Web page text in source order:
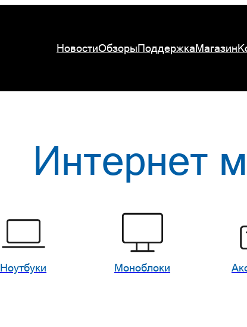
НовостиОбзорыПоддержкаМагазин
Интернет
Ноутбуки Моноблоки